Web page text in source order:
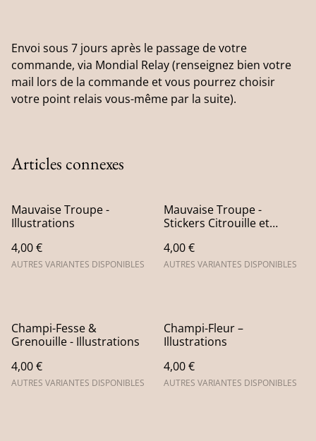
Envoi sous 7 jours après le passage de votre
commande, via Mondial Relay (renseignez bien votre
mail lors de la commande et vous pourrez choisir
votre point relais vous-même par la suite).
Articles connexes
Mauvaise Troupe -
Illustrations
4,00 €
AUTRES VARIANTES DISPONIBLES
Mauvaise Troupe -
Stickers Citrouille et
4,00 €
AUTRES VARIANTES DISPONIBLES
Champi-Fesse &
Grenouille - Illustrations
4,00 €
AUTRES VARIANTES DISPONIBLES
Champi-Fleur –
Illustrations
4,00 €
AUTRES VARIANTES DISPONIBLES